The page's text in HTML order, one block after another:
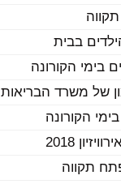
בבית
בימי הקורונה
של משרד הבריאות
הקורונה
2018
תקווה